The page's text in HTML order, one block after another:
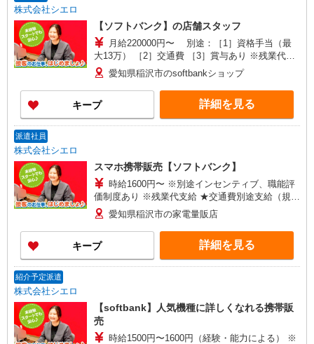
株式会社シエロ
【ソフトバンク】の店舗スタッフ
月給220000円〜 別途：［1］資格手当（最
大13万） ［2］交通費 ［3］賞与あり ※残業代支
給 ★交通費別途支給（規定あり） ゜+゜・。
○。・゜+゜・。○。・゜+゜ 入社祝い金10万円支
給(規定有) お友達を紹介頂くと, インセンティブ支
給(規定有) ゜・。○。・゜+゜・。○。・゜+゜
愛知県稲沢市のsoftbankショップ
キープ 詳細を見る
派遣社員
株式会社シエロ
スマホ携帯販売【ソフトバンク】
時給1600円〜 ※別途インセンティブ、職能評
価制度あり ※残業代支給 ★交通費別途支給（規定
あり） ゜+゜・。○。・゜+゜・。○。・゜+゜ 入
社祝い金10万円支給(規定有) お友達を紹介頂くと,
インセンティブ支給(規定有) ★月2回払い・週払い
可能（規程有）★ ゜・。○。・゜+゜・。○。・゜
+゜
愛知県稲沢市の家電量販店
キープ 詳細を見る
紹介予定派遣
株式会社シエロ
【softbank】人気機種に詳しくなれる携帯販
売
時給1500円〜1600円（経験・能力による） ※